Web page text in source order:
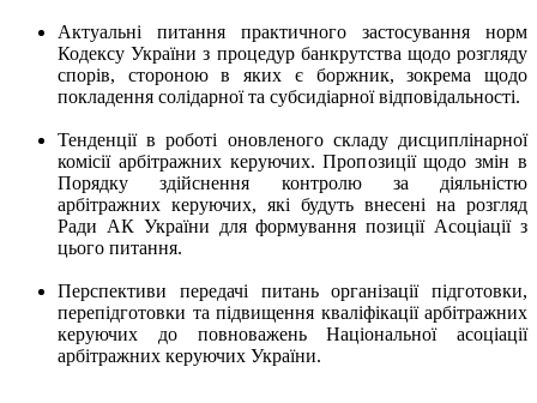
Актуальні питання практичного застосування норм
Кодексу України з процедур банкрутства щодо розгляду
спорів, стороною в яких є боржник, зокрема щодо
покладення солідарної та субсидіарної відповідальності.
Тенденції в роботі оновленого складу дисциплінарної
комісії арбітражних керуючих. Пропозиції щодо змін в
Порядку здійснення контролю за діяльністю
арбітражних керуючих, які будуть внесені на розгляд
Ради АК України для формування позиції Асоціації з
цього питання.
Перспективи передачі питань організації підготовки,
перепідготовки та підвищення кваліфікації арбітражних
керуючих до повноважень Національної асоціації
арбітражних керуючих України.